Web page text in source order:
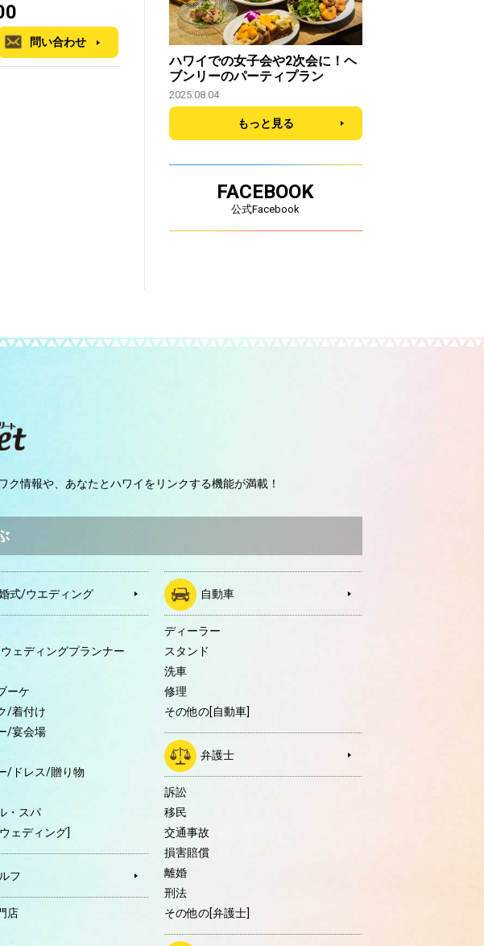
問い合わせ
ハワイでの女子会や2次会に！ヘ
ブンリーのパーティプラン
2025.08.04
もっと見る
FACEBOOK
公式Facebook
ク情報や、 あなたとハワイをリンクする機能が満載！
式/ウエディング
ェディングプランナー
ーケ
/着付け
/宴会場
/ドレス/贈り物
・スパ
ェディング]
フ
店
自動車
ディーラー
スタンド
洗車
修理
その他の[自動車]
弁護士
訴訟
移民
交通事故
損害賠償
離婚
刑法
その他の[弁護士]